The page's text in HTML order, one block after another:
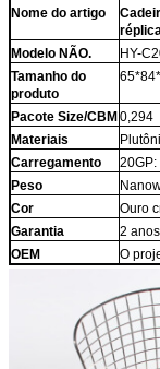
Nome do artigo
Modelo NÃO.
HY-
Tamanho do
produto
Pacote Size/CBM0,294
Materiais
Carregamento
20GP:
Peso
Cor
Ouro
Garantia
2 anos
OEM
O